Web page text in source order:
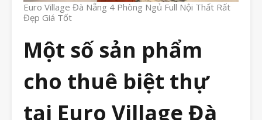
Euro Village Đà Nẵng 4 Phòng Ngủ Full Nội Thất Rất
Đẹp Giá Tốt
Một số sản phẩm
cho thuê biệt thự
tại Euro Village Đà